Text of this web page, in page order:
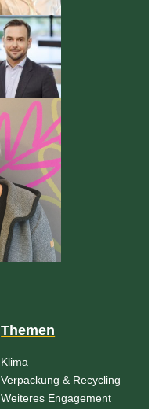
Themen
Klima
Verpackung & Recycling
Weiteres Engagement